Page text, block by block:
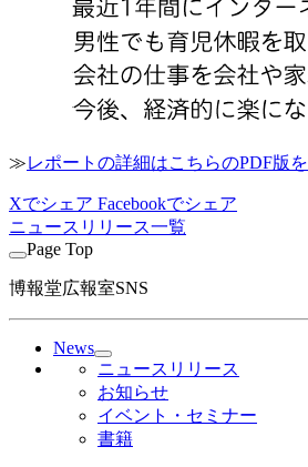
≫レポートの詳細はこちらのPDF版
Xでシェア Facebookでシェア
ニュースリリース一覧
Page Top
博報堂広報室SNS
News
ニュースリリース
お知らせ
イベント・セミナー
書籍